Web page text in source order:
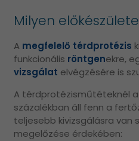
Milyen
A megfelelő térdprotézis
funkcionális röntgenekre,
vizsgálat elvégzésére is
A térdprotézisműtéteknél
százalékban áll fenn a
teljesebb kivizsgálásra van
megelőzése érdekében: